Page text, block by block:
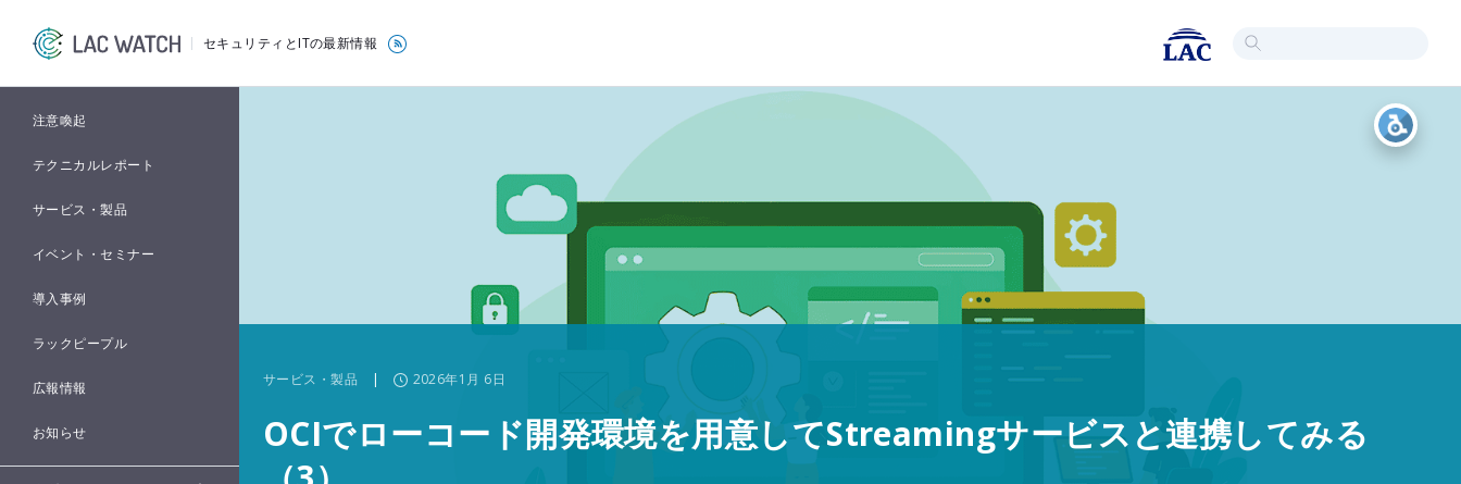
セキュリティとITの最新情報
注意喚起
テクニカルレポート
サービス・製品
イベント・セミナー
導入事例
ラックピープル
広報情報
お知らせ
サービス・製品 | 2026年1月 6日
OCIでローコード開発環境を用意してStreamingサービスと連携してみる